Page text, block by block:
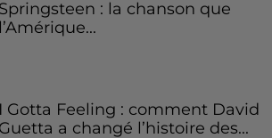
Springsteen : la chanson que
l’Amérique...
I Gotta Feeling : comment David
Guetta a changé l’histoire des...